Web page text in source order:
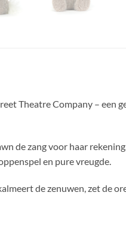
Theatre Company – een
de zang voor haar
en pure vreugde.
de zenuwen, zet de